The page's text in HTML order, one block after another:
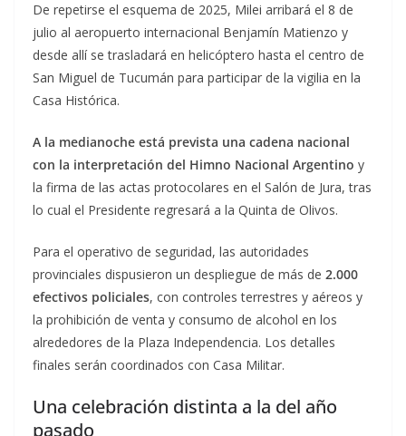
De repetirse el esquema de 2025, Milei arribará el 8 de
julio al aeropuerto internacional Benjamín Matienzo y
desde allí se trasladará en helicóptero hasta el centro de
San Miguel de Tucumán para participar de la vigilia en la
Casa Histórica.
A la medianoche está prevista una cadena nacional
con la interpretación del Himno Nacional Argentino y
la firma de las actas protocolares en el Salón de Jura, tras
lo cual el Presidente regresará a la Quinta de Olivos.
Para el operativo de seguridad, las autoridades
provinciales dispusieron un despliegue de más de 2.000
efectivos policiales, con controles terrestres y aéreos y
la prohibición de venta y consumo de alcohol en los
alrededores de la Plaza Independencia. Los detalles
finales serán coordinados con Casa Militar.
Una celebración distinta a la del año
pasado